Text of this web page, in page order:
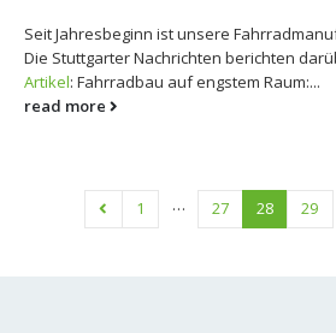
Seit Jahresbeginn ist unsere
Die Stuttgarter Nachrichten berichten
Artikel: Fahrradbau auf engstem Raum:...
read more
1 … 27 28 29